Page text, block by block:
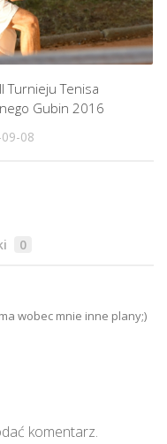
II Turnieju Tenisa
Gubin 2016
08
0
wobec mnie inne plany;)
komentarz.